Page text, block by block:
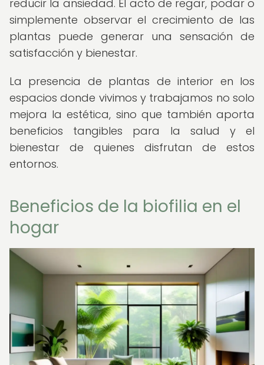
reducir la ansiedad. El acto de regar, podar o
simplemente observar el crecimiento de las
plantas puede generar una sensación de
satisfacción y bienestar.
La presencia de plantas de interior en los
espacios donde vivimos y trabajamos no solo
mejora la estética, sino que también aporta
beneficios tangibles para la salud y el
bienestar de quienes disfrutan de estos
entornos.
Beneficios de la biofilia en el
hogar